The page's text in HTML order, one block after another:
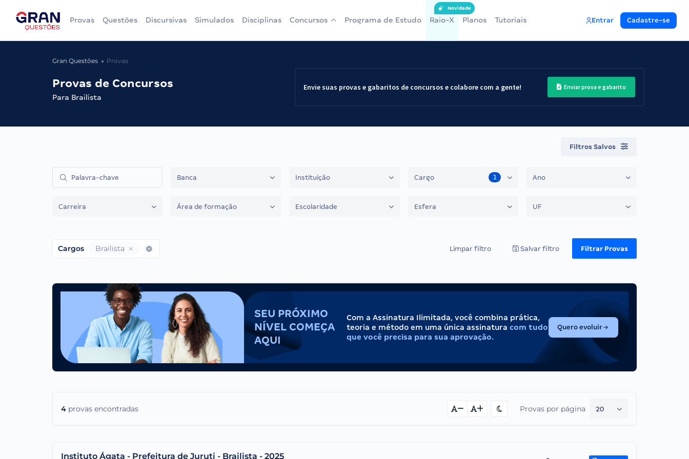
Provas Questões Discursivas Simulados Disciplinas Concursos Programa de Estudo Raio-X
Novidade
Planos Tutoriais Entrar Cadastre-se
Gran Questões Provas
Provas de Concursos
Para Brailista
Envie suas provas e gabaritos de concursos e colabore com a gente! Enviar prova e gabarito
Filtros Salvos
Banca Instituição Cargo 1 Ano
Carreira Área de formação Escolaridade Esfera UF
Cargos Brailista Limpar filtro Salvar filtro Filtrar Provas
SEU PRÓXIMO
NÍVEL COMEÇA
AQUI
Com a Assinatura Ilimitada, você combina prática,
teoria e método em uma única assinatura com tudo
que você precisa para sua aprovação.
Quero evoluir(abre em nova aba)
4 provas encontradas Provas por página 20
Instituto Ágata - Prefeitura de Juruti - Brailista - 2025